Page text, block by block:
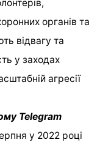
органів та
відвагу та
у заходах
агресії
Telegram
у 2022 році